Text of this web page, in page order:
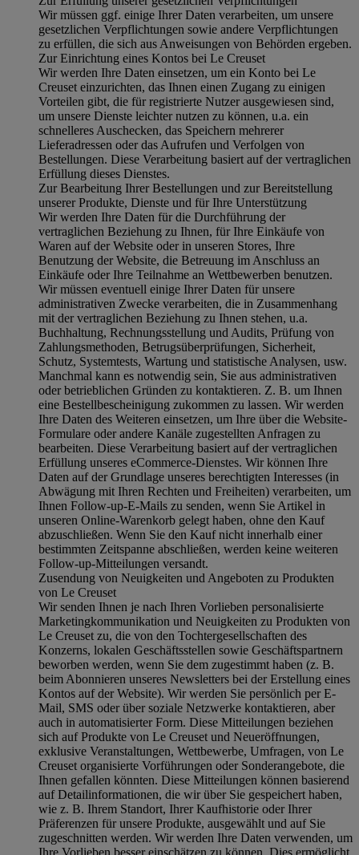
Wir müssen ggf. einige Ihrer Daten verarbeiten, um unsere
gesetzlichen Verpflichtungen sowie andere Verpflichtungen
zu erfüllen, die sich aus Anweisungen von Behörden ergeben.
Zur Einrichtung eines Kontos bei Le Creuset
Wir werden Ihre Daten einsetzen, um ein Konto bei Le
Creuset einzurichten, das Ihnen einen Zugang zu einigen
Vorteilen gibt, die für registrierte Nutzer ausgewiesen sind,
um unsere Dienste leichter nutzen zu können, u.a. ein
schnelleres Auschecken, das Speichern mehrerer
Lieferadressen oder das Aufrufen und Verfolgen von
Bestellungen. Diese Verarbeitung basiert auf der vertraglichen
Erfüllung dieses Dienstes.
Zur Bearbeitung Ihrer Bestellungen und zur Bereitstellung
unserer Produkte, Dienste und für Ihre Unterstützung
Wir werden Ihre Daten für die Durchführung der
vertraglichen Beziehung zu Ihnen, für Ihre Einkäufe von
Waren auf der Website oder in unseren Stores, Ihre
Benutzung der Website, die Betreuung im Anschluss an
Einkäufe oder Ihre Teilnahme an Wettbewerben benutzen.
Wir müssen eventuell einige Ihrer Daten für unsere
administrativen Zwecke verarbeiten, die in Zusammenhang
mit der vertraglichen Beziehung zu Ihnen stehen, u.a.
Buchhaltung, Rechnungsstellung und Audits, Prüfung von
Zahlungsmethoden, Betrugsüberprüfungen, Sicherheit,
Schutz, Systemtests, Wartung und statistische Analysen, usw.
Manchmal kann es notwendig sein, Sie aus administrativen
oder betrieblichen Gründen zu kontaktieren. Z. B. um Ihnen
eine Bestellbescheinigung zukommen zu lassen. Wir werden
Ihre Daten des Weiteren einsetzen, um Ihre über die Website-
Formulare oder andere Kanäle zugestellten Anfragen zu
bearbeiten. Diese Verarbeitung basiert auf der vertraglichen
Erfüllung unseres eCommerce-Dienstes. Wir können Ihre
Daten auf der Grundlage unseres berechtigten Interesses (in
Abwägung mit Ihren Rechten und Freiheiten) verarbeiten, um
Ihnen Follow-up-E-Mails zu senden, wenn Sie Artikel in
unseren Online-Warenkorb gelegt haben, ohne den Kauf
abzuschließen. Wenn Sie den Kauf nicht innerhalb einer
bestimmten Zeitspanne abschließen, werden keine weiteren
Follow-up-Mitteilungen versandt.
Zusendung von Neuigkeiten und Angeboten zu Produkten
von Le Creuset
Wir senden Ihnen je nach Ihren Vorlieben personalisierte
Marketingkommunikation und Neuigkeiten zu Produkten von
Le Creuset zu, die von den Tochtergesellschaften des
Konzerns, lokalen Geschäftsstellen sowie Geschäftspartnern
beworben werden, wenn Sie dem zugestimmt haben (z. B.
beim Abonnieren unseres Newsletters bei der Erstellung eines
Kontos auf der Website). Wir werden Sie persönlich per E-
Mail, SMS oder über soziale Netzwerke kontaktieren, aber
auch in automatisierter Form. Diese Mitteilungen beziehen
sich auf Produkte von Le Creuset und Neueröffnungen,
exklusive Veranstaltungen, Wettbewerbe, Umfragen, von Le
Creuset organisierte Vorführungen oder Sonderangebote, die
Ihnen gefallen könnten. Diese Mitteilungen können basierend
auf Detailinformationen, die wir über Sie gespeichert haben,
wie z. B. Ihrem Standort, Ihrer Kaufhistorie oder Ihrer
Präferenzen für unsere Produkte, ausgewählt und auf Sie
zugeschnitten werden. Wir werden Ihre Daten verwenden, um
Ihre Vorlieben besser einschätzen zu können. Dies ermöglicht